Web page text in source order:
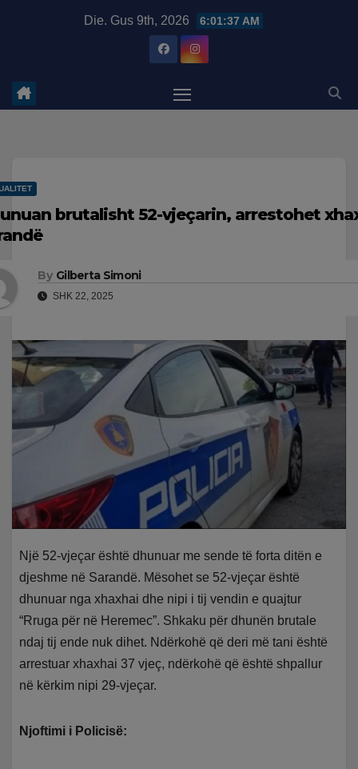
Die. Gus 9th, 2026 6:01:37 AM
brutalisht 52-vjeçarin, arrestohet
By Gilberta Simoni
SHK 22, 2025
Një 52-vjeçar është dhunuar me sende të forta ditën e
djeshme në Sarandë. Mësohet se 52-vjeçar është
dhunuar nga xhaxhai dhe nipi i tij vendin e quajtur
“Rruga për në Heremec”. Shkaku për dhunën brutale
ndaj tij ende nuk dihet. Ndërkohë që deri më tani është
arrestuar xhaxhai 37 vjeç, ndërkohë që është shpallur
në kërkim nipi 29-vjeçar.
Njoftimi i Policisë: